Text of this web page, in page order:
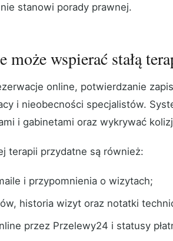
stanowi porady prawnej.
może wspierać stałą
online, potwierdzanie
i nieobecności specjalistów.
i gabinetami oraz wykrywać
terapii przydatne są również:
i przypomnienia o wizytach;
historia wizyt oraz notatki
przez Przelewy24 i statusy